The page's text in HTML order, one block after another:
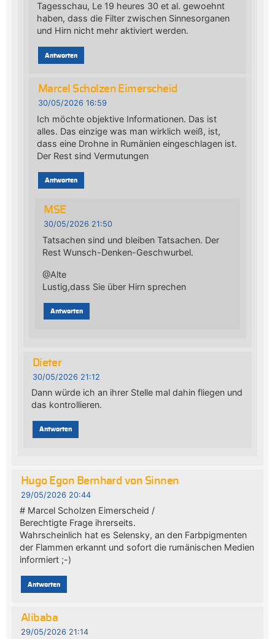
Tagesschau, Le 19 heures 30 et al. gewoehnt
haben, dass die Filter zwischen Sinnesorganen
und Hirn nicht mehr aktiviert werden.
Antworten
Marcel Scholzen Eimerscheid
30/05/2026 16:59
Ich möchte objektive Informationen. Das ist
alles. Das einzige was man wirklich weiß, ist,
dass eine Drohne in Rumänien eingeschlagen ist.
Der Rest sind Vermutungen
Antworten
MSE
30/05/2026 21:50
Tatsachen sind und bleiben Tatsachen. Der
Rest Wunsch-Denken-Geschwurbel.
@Alte
Lustig,dass Sie über Hirn sprechen
Antworten
Dieter
30/05/2026 21:12
Dann würde ich an ihrer Stelle mal dahin fliegen und
das kontrollieren.
Antworten
Hugo Egon Bernhard von Sinnen
29/05/2026 20:44
# Marcel Scholzen Eimerscheid /
Berechtigte Frage ihrerseits.
Wahrscheinlich hat es Selensky, an den Farbpigmenten
der Flammen erkannt und sofort die rumänischen Medien
informiert ;-)
Antworten
Alibaba
29/05/2026 21:14